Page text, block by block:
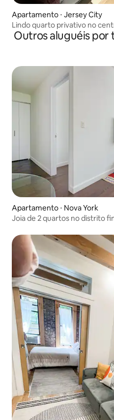
Apartamento ⋅ Jersey City
Lindo quarto privativo no
Outros aluguéis
Apartamento ⋅ Nova York
Joia de 2 quartos no distrito